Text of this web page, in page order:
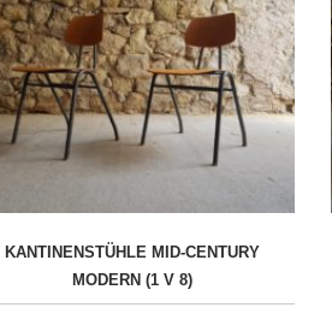
KANTINENSTÜHLE MID-CENTURY
MODERN (1 V 8)